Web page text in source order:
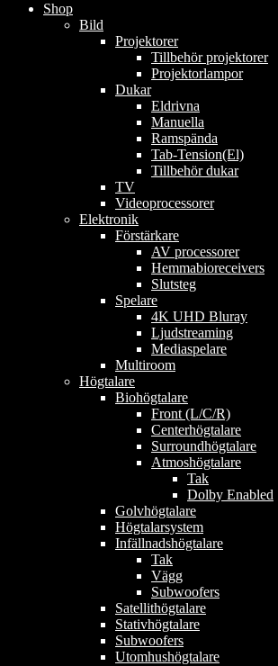
Shop
Bild
Projektorer
Tillbehör projektorer
Projektorlampor
Dukar
Eldrivna
Manuella
Ramspända
Tab-Tension(El)
Tillbehör dukar
TV
Videoprocessorer
Elektronik
Förstärkare
AV processorer
Hemmabioreceivers
Slutsteg
Spelare
4K UHD Bluray
Ljudstreaming
Mediaspelare
Multiroom
Högtalare
Biohögtalare
Front (L/C/R)
Centerhögtalare
Surroundhögtalare
Atmoshögtalare
Tak
Dolby Enabled
Golvhögtalare
Högtalarsystem
Infällnadshögtalare
Tak
Vägg
Subwoofers
Satellithögtalare
Stativhögtalare
Subwoofers
Utomhushögtalare